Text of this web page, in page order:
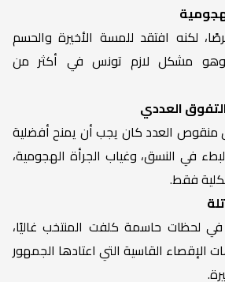
لكنه افتقد للمسة الأخيرة والحسم
وهو مشكل لازم تونس في أكثر من
العددي
منقوص العدد كان يجب أن يمنح أفضلية
في النسق، وغياب الجرأة الهجومية،
فقط.
لحظات حاسمة كلفت المنتخب غاليًا،
الإقصاء القاسية التي اعتادها الجمهور